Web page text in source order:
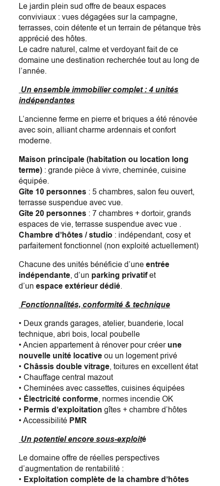
Le jardin plein sud offre de beaux espaces
conviviaux : vues dégagées sur la campagne,
terrasses, coin détente et un terrain de pétanque très
apprécié des hôtes.
Le cadre naturel, calme et verdoyant fait de ce
domaine une destination recherchée tout au long de
l’année.
Un ensemble immobilier complet : 4 unités
indépendantes
L’ancienne ferme en pierre et briques a été rénovée
avec soin, alliant charme ardennais et confort
moderne.
Maison principale (habitation ou location long
terme) : grande pièce à vivre, cheminée, cuisine
équipée.
Gîte 10 personnes : 5 chambres, salon feu ouvert,
terrasse suspendue avec vue.
Gîte 20 personnes : 7 chambres + dortoir, grands
espaces de vie, terrasse suspendue avec vue .
Chambre d’hôtes / studio : indépendant, cosy et
parfaitement fonctionnel (non exploité actuellement)
Chacune des unités bénéficie d’uneentrée
indépendante, d’un parking privatifet
d’unespace extérieur dédié.
Fonctionnalités, conformité & technique
• Deux grands garages, atelier, buanderie, local
technique, abri bois, local poubelle
• Ancien appartement à rénover pour créerune
nouvelle unité locativeou un logement privé
•Châssis double vitrage, toitures en excellent état
• Chauffage central mazout
• Cheminées avec cassettes, cuisines équipées
• Électricité conforme, normes incendie OK
• Permis d’exploitation gîtes + chambre d’hôtes
• Accessibilité PMR
Un potentiel encore sous-exploité
Le domaine offre de réelles perspectives
d’augmentation de rentabilité :
• Exploitation complète de la chambre d’hôtes